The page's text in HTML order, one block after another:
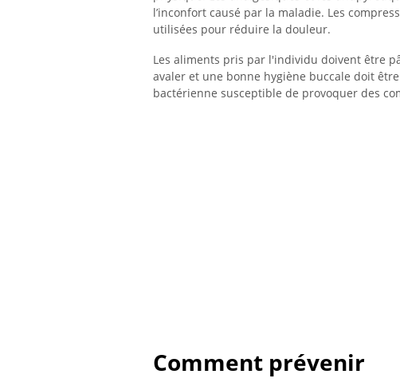
l’inconfort causé par la maladie. Les
utilisées pour réduire la douleur.
Les aliments pris par l'individu doivent être
avaler et une bonne hygiène buccale doit
bactérienne susceptible de provoquer des
Comment prévenir